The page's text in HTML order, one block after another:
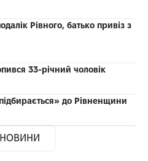
Рівного, батько привіз з
33-річний чоловік
до Рівненщини
НОВИНИ